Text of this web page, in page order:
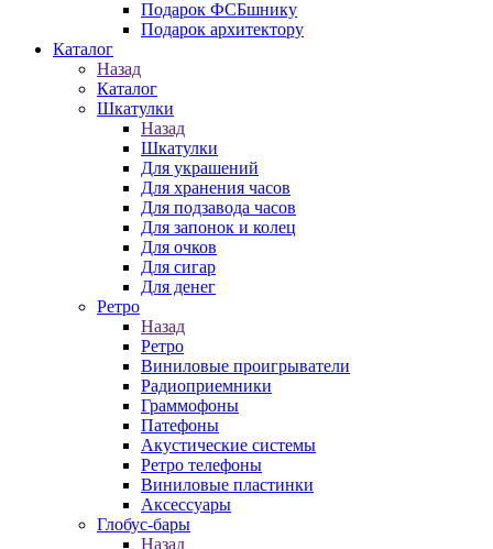
Подарок ФСБшнику
Подарок архитектору
Каталог
Назад
Каталог
Шкатулки
Назад
Шкатулки
Для украшений
Для хранения часов
Для подзавода часов
Для запонок и колец
Для очков
Для сигар
Для денег
Ретро
Назад
Ретро
Виниловые проигрыватели
Радиоприемники
Граммофоны
Патефоны
Акустические системы
Ретро телефоны
Виниловые пластинки
Аксессуары
Глобус-бары
Назад